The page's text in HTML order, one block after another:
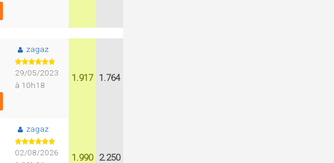
zagaz
29/05/2023
à 10h18
1.917 1.764
zagaz
02/08/2026
1.990 2.250